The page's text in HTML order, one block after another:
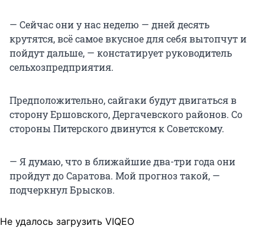
— Сейчас они у нас неделю — дней десять
крутятся, всё самое вкусное для себя вытопчут и
пойдут дальше, — констатирует руководитель
сельхозпредприятия.
Предположительно, сайгаки будут двигаться в
сторону Ершовского, Дергачевского районов. Со
стороны Питерского двинутся к Советскому.
— Я думаю, что в ближайшие два-три года они
пройдут до Саратова. Мой прогноз такой, —
подчеркнул Брысков.
Не удалось загрузить VIQEO